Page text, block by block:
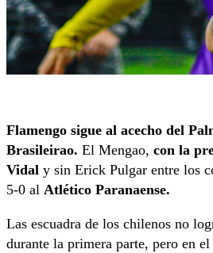
Flamengo sigue al acecho del
Brasileirao. El Mengao, con la
Vidal y sin Erick Pulgar entre los
5-0 al Atlético Paranaense.
Las escuadra de los chilenos no
durante la primera parte, pero en